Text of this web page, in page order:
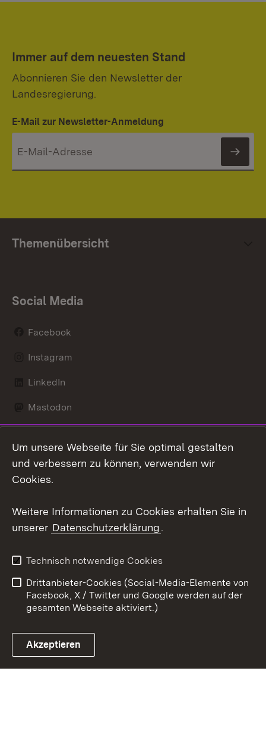
Immer auf dem neuesten Stand
Abonnieren Sie den Newsletter der
Landesregierung.
E-Mail zur Newsletter-Anmeldung
Themenübersicht
Social Media
Facebook
Instagram
LinkedIn
Mastodon
X / Twitter
Youtube
Link zum Landesportal
Kontakt
Datenschutz
Barrierefreiheit
Impressum Cookies
Um unsere Webseite für Sie optimal gestalten
und verbessern zu können, verwenden wir
Cookies.
Weitere Informationen zu Cookies erhalten Sie in
unserer Datenschutzerklärung.
Technisch notwendige Cookies
Drittanbieter-Cookies (Social-Media-Elemente von
Facebook, X / Twitter und Google werden auf der
gesamten Webseite aktiviert.)
Akzeptieren